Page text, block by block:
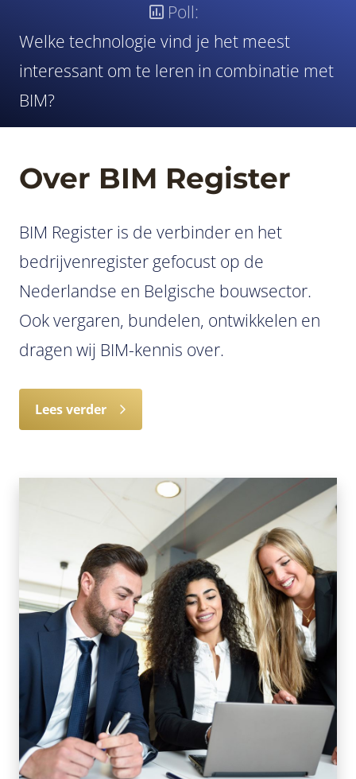
Poll:
Welke technologie vind je het meest
interessant om te leren in combinatie met
BIM?
Over BIM Register
BIM Register is de verbinder en het
bedrijvenregister gefocust op de
Nederlandse en Belgische bouwsector.
Ook vergaren, bundelen, ontwikkelen en
dragen wij BIM-kennis over.
Lees verder